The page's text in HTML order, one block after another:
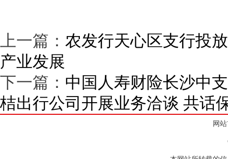
上一篇： 农发行天心区支行投
产业发展
下一篇： 中国人寿财险长沙中
桔出行公司开展业务洽谈 共话
网